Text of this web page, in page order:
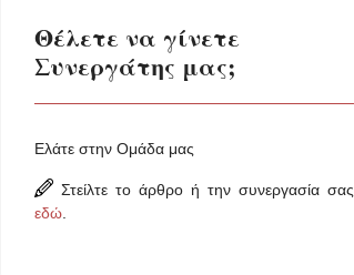
Θέλετε να γίνετε
Συνεργάτης μας;
Ελάτε στην Ομάδα μας
Στείλτε το άρθρο ή την συνεργασία σας
εδώ